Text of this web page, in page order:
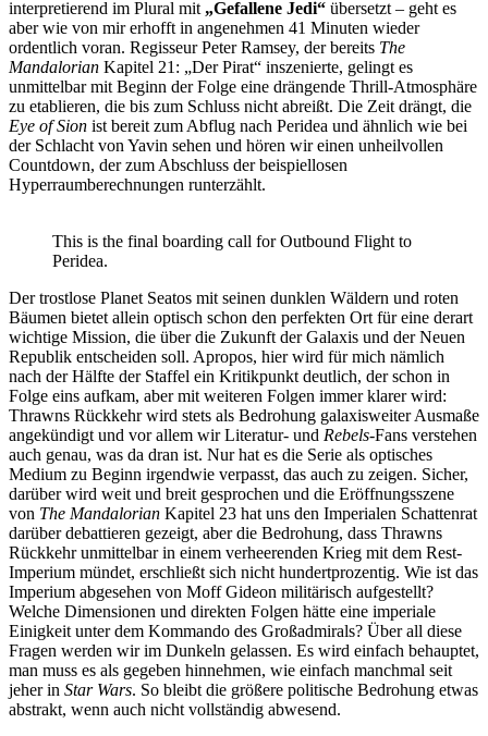
interpretierend im Plural mit „Gefallene Jedi“ übersetzt – geht es
aber wie von mir erhofft in angenehmen 41 Minuten wieder
ordentlich voran. Regisseur Peter Ramsey, der bereits The
Mandalorian Kapitel 21: „Der Pirat“ inszenierte, gelingt es
unmittelbar mit Beginn der Folge eine drängende Thrill-Atmosphäre
zu etablieren, die bis zum Schluss nicht abreißt. Die Zeit drängt, die
Eye of Sion ist bereit zum Abflug nach Peridea und ähnlich wie bei
der Schlacht von Yavin sehen und hören wir einen unheilvollen
Countdown, der zum Abschluss der beispiellosen
Hyperraumberechnungen runterzählt.
This is the final boarding call for Outbound Flight to
Peridea.
Der trostlose Planet Seatos mit seinen dunklen Wäldern und roten
Bäumen bietet allein optisch schon den perfekten Ort für eine derart
wichtige Mission, die über die Zukunft der Galaxis und der Neuen
Republik entscheiden soll. Apropos, hier wird für mich nämlich
nach der Hälfte der Staffel ein Kritikpunkt deutlich, der schon in
Folge eins aufkam, aber mit weiteren Folgen immer klarer wird:
Thrawns Rückkehr wird stets als Bedrohung galaxisweiter Ausmaße
angekündigt und vor allem wir Literatur- und Rebels-Fans verstehen
auch genau, was da dran ist. Nur hat es die Serie als optisches
Medium zu Beginn irgendwie verpasst, das auch zu zeigen. Sicher,
darüber wird weit und breit gesprochen und die Eröffnungsszene
von The Mandalorian Kapitel 23 hat uns den Imperialen Schattenrat
darüber debattieren gezeigt, aber die Bedrohung, dass Thrawns
Rückkehr unmittelbar in einem verheerenden Krieg mit dem Rest-
Imperium mündet, erschließt sich nicht hundertprozentig. Wie ist das
Imperium abgesehen von Moff Gideon militärisch aufgestellt?
Welche Dimensionen und direkten Folgen hätte eine imperiale
Einigkeit unter dem Kommando des Großadmirals? Über all diese
Fragen werden wir im Dunkeln gelassen. Es wird einfach behauptet,
man muss es als gegeben hinnehmen, wie einfach manchmal seit
jeher in Star Wars. So bleibt die größere politische Bedrohung etwas
abstrakt, wenn auch nicht vollständig abwesend.